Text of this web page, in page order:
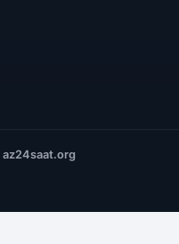
az24saat.org